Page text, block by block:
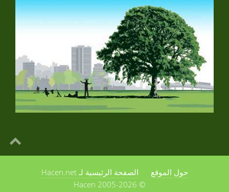
حول الموقع
الصفحة الرئيسية لـ Hacen.net
© 2005-2026 Hacen